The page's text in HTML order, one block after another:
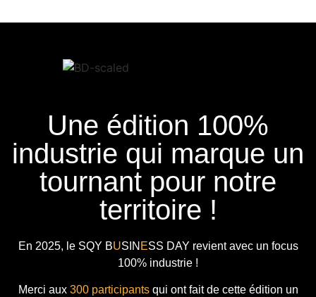
Une édition 100%
industrie qui marque un
tournant pour notre
territoire !
En 2025, le SQY BUSIN ESS DAY revient avec un focus
100% industrie !
Merci aux 300 participantsqui ont fait de cette édition un